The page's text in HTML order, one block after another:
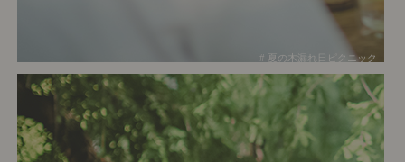
# 夏の木漏れ日ピクニック